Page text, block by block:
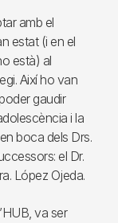
amb el
estat (i en el
està) al
Així ho van
gaudir
i la
boca dels Drs.
el Dr.
López Ojeda.
va ser